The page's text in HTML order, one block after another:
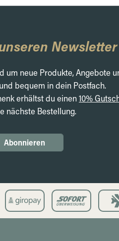
Newsletter
um neue Produkte, Angebote
bequem in dein Postfach.
erhältst du einen10%
nächste Bestellung.
Abonnieren